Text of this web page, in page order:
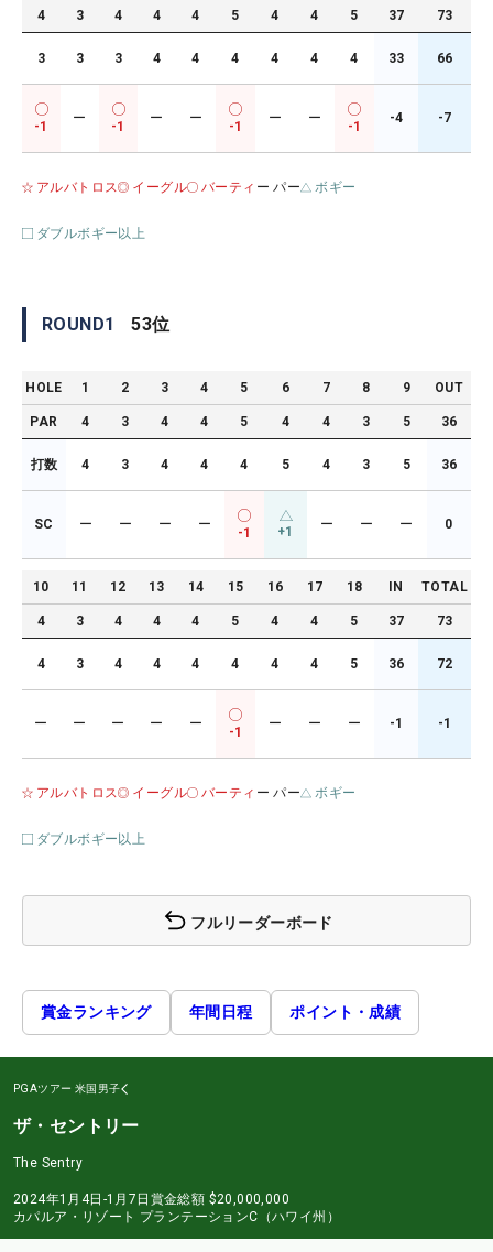
4 3 4 4 4 5 4 4 5 37 73
3 3 3 4 4 4 4 4 4 33 66
-1
ー
-1
ー ー
-1
ー ー
-1
-4 -7
アルバトロス イーグル バーティ ー パー ボギー
ダブルボギー以上
ROUND1 53位
HOLE 1 2 3 4 5 6 7 8 9 OUT
PAR 4 3 4 4 5 4 4 3 5 36
打数 4 3 4 4 4 5 4 3 5 36
SC ー ー ー ー
-1 +1 ー ー ー 0
10 11 12 13 14 15 16 17 18 IN TOTAL
4 3 4 4 4 5 4 4 5 37 73
4 3 4 4 4 4 4 4 5 36 72
ー ー ー ー ー
-1
ー ー ー -1 -1
アルバトロス イーグル バーティ ー パー ボギー
ダブルボギー以上
フルリーダーボード
賞金ランキング 年間日程 ポイント・成績
PGAツアー 米国男子
ザ・セントリー
The Sentry
2024年1月4日-1月7日 賞金総額 $20,000,000
カパルア・リゾート プランテーションC（ハワイ州）